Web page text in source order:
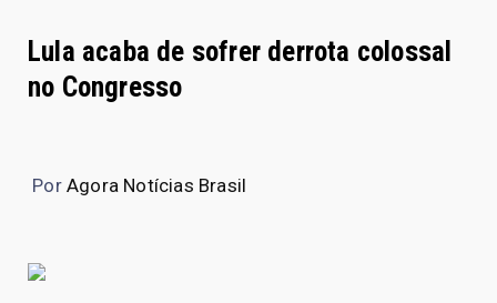
Lula acaba de sofrer derrota colossal
no Congresso
PorAgora Notícias Brasil